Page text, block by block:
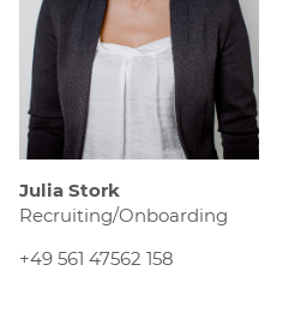
Julia Stork
Recruiting/Onboarding
+49 561 47562 158